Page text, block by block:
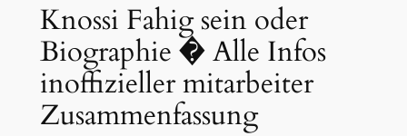
Knossi Fahig sein oder
Biographie � Alle Infos
inoffizieller mitarbeiter
Zusammenfassung